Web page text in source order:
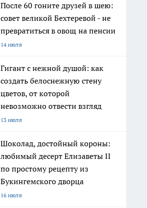
После 60 гоните друзей в шею:
совет великой Бехтеревой - не
превратиться в овощ на пенсии
14 июля
Гигант с нежной душой: как
создать белоснежную стену
цветов, от которой
невозможно отвести взгляд
13 июля
Шоколад, достойный короны:
любимый десерт Елизаветы II
по простому рецепту из
Букингемского дворца
16 июля